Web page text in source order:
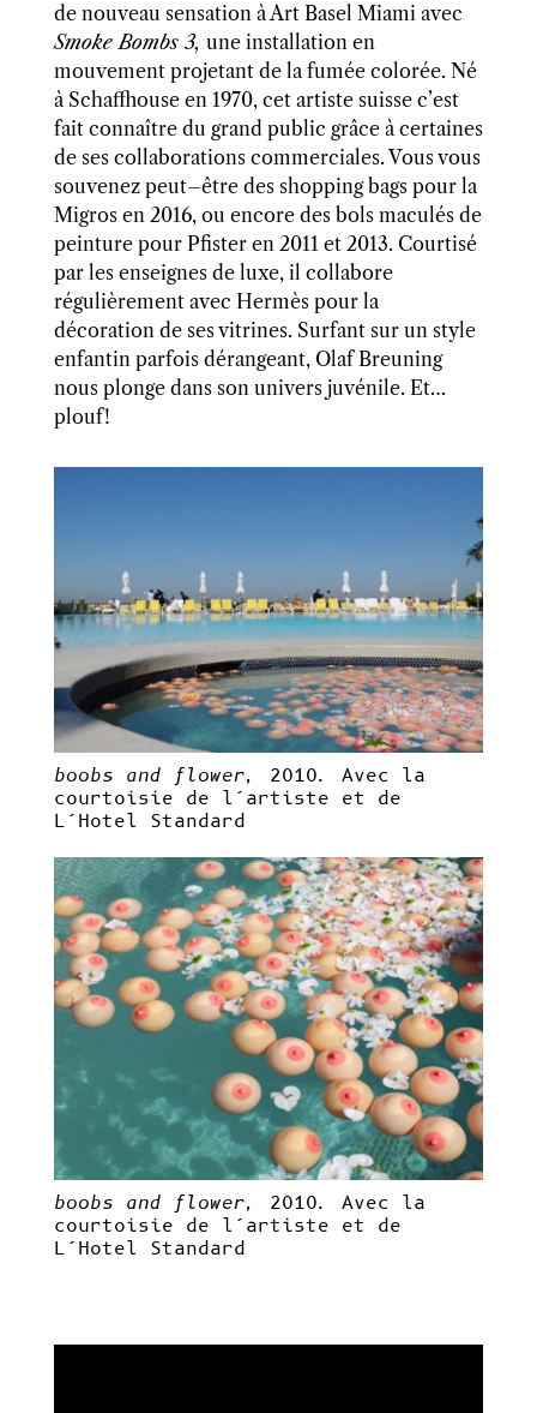
de nouveau sensation à Art Basel Miami avec
Smoke Bombs 3, une installation en
mouvement projetant de la fumée colorée. Né
à Schaffhouse en 1970, cet artiste suisse c’est
fait connaître du grand public grâce à certaines
de ses collaborations commerciales.Vous vous
souvenezpeut–être des shopping bags pour la
Migros en 2016, ou encore des bols maculésde
peinture pour Pfister en 2011 et 2013. Courtisé
par les enseignes de luxe, il collabore
régulièrement avec Hermès pour la
décoration de sesvitrines. Surfant sur un style
enfantin parfois dérangeant, Olaf Breuning
nous plonge dans son univers juvénile. Et…
plouf!
boobs and flower,
2010. Avec la
courtoisie de l’artiste et de
L’Hotel Standard
boobs and flower,
2010. Avec la
courtoisie de l’artiste et de
L’Hotel Standard